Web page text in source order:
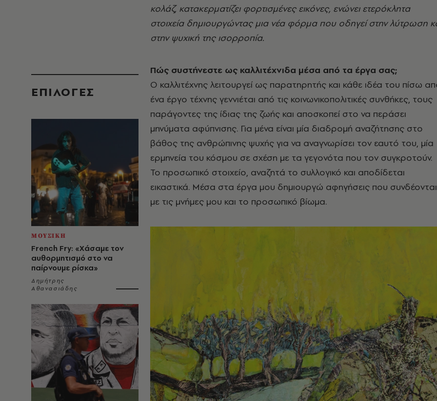
EΠΙΛΟΓΈΣ
ΜΟΥΣΙΚΗ
French Fry: «Χάσαμε τον
αυθορμητισμό στο να
παίρνουμε ρίσκα»
Δημήτρης
Αθανασιάδης
κολάζ, κατακερματίζει φορτισμένες εικόνες, ενώνει ετερόκλητα
στοιχεία δημιουργώντας μια νέα φόρμα που οδηγεί στην λύτρωση
στην ψυχική της ισορροπία.
Πώς συστήνεστε ως καλλιτέχνιδα μέσα από τα έργα σας;
Ο καλλιτέχνης λειτουργεί ως παρατηρητής και κάθε ιδέα του πίσω
ένα έργο τέχνης γεννιέται από τις κοινωνικοπολιτικές συνθήκες, τους
παράγοντες της ίδιας της ζωής και αποσκοπεί στο να περάσει
μηνύματα αφύπνισης. Για μένα είναι μία διαδρομή αναζήτησης στο
βάθος της ανθρώπινης ψυχής για να αναγνωρίσει τον εαυτό του, μία
ερμηνεία του κόσμου σε σχέση με τα γεγονότα που τον συγκροτούν.
Το προσωπικό στοιχείο, αναζητά το συλλογικό και αποδίδεται
εικαστικά. Μέσα στα έργα μου δημιουργώ αφηγήσεις που συνδέονται
με τις μνήμες μου και το προσωπικό βίωμα.